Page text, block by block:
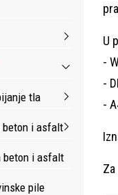
tla
beton i asfalt
beton i asfalt
pile
U
-
-
-